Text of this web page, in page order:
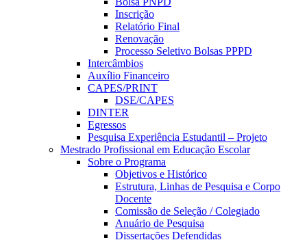
Inscrição
Relatório Final
Renovação
Processo Seletivo Bolsas PPPD
Intercâmbios
Auxílio Financeiro
CAPES/PRINT
DSE/CAPES
DINTER
Egressos
Pesquisa Experiência Estudantil – Projeto
Mestrado Profissional em Educação Escolar
Sobre o Programa
Objetivos e Histórico
Estrutura, Linhas de Pesquisa e Corpo
Docente
Comissão de Seleção / Colegiado
Anuário de Pesquisa
Dissertações Defendidas